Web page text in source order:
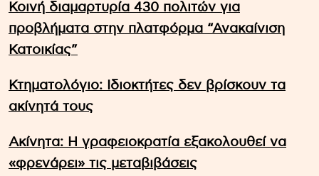
Κοινή διαμαρτυρία 430 πολιτών για
προβλήματα στην πλατφόρμα “Ανακαίνιση
Κατοικίας”
Κτηματολόγιο: Ιδιοκτήτες δεν βρίσκουν τα
ακίνητά τους
Ακίνητα: Η γραφειοκρατία εξακολουθεί να
«φρενάρει» τις μεταβιβάσεις